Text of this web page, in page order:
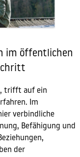
im öffentlichen
trifft auf ein
Im
verbindliche
Befähigung und
der